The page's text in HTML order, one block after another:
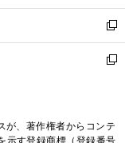
開
く
ウ
で
開
く
ン
ド
ウ
で
ウ
ィ
ン
ド
く
新
し
い
ド
新
ィ
が、著作権者からコンテ
示す登録商標（登録番号